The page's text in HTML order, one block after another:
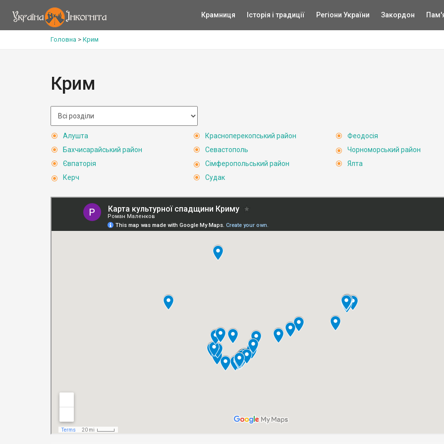
Крамниця Історія і традиції Регіони України Закордон
Головна > Крим
Крим
Алушта
Бахчисарайський район
Євпаторія
Керч
Красноперекопський район
Севастополь
Сімферопольський район
Судак
Феодосія
Чорноморський район
Ялта